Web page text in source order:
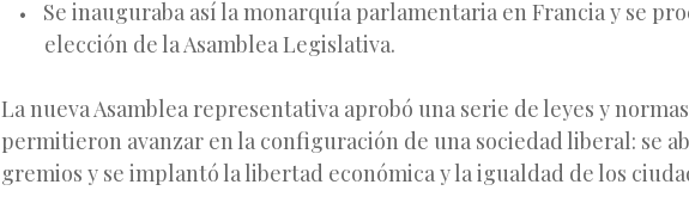
Se inauguraba así la monarquía parlamentaria en Francia y se
elección de la Asamblea Legislativa.
La nueva Asamblea representativa aprobó una serie de leyes y
permitieron avanzar en la configuración de una sociedad liberal: se
gremios y se implantó la libertad económica y la igualdad de los